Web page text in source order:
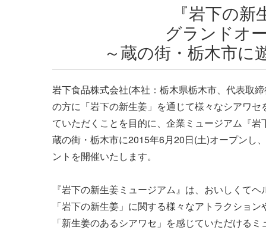
採用情報
> 飲食店コラボ
> ミュージアム
> イワシカちゃん
> オンラインショップ
> メディア掲載
> その他
【7月1日～
ト「NEW
2026」｜岩
ジアム
> その他
岩下
社長おすす
豚バラ肉の
きバージョ
畑での取り組み
岩下の新生姜について
岩下の新生姜ミュージアム
先
岩下の新生姜万年筆インク 書く描くコンテ
『岩下の
グランドオ
～蔵の街・栃木市
岩下食品株式会社(本社：栃木県栃木市、代表取
の方に「岩下の新生姜」を通じて様々なシアワ
ていただくことを目的に、企業ミュージアム『
蔵の街・栃木市に2015年6月20日(土)オープンし
ントを開催いたします。
『岩下の新生姜ミュージアム』は、おいしくて
「岩下の新生姜」に関する様々なアトラクショ
「新生姜のあるシアワセ」を感じていただける